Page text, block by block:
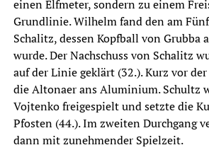
einen Elfmeter, sondern zu einem
Grundlinie. Wilhelm fand den am
Schalitz, dessen Kopfball von Grubba
wurde. Der Nachschuss von Schalitz
auf der Linie geklärt (32.). Kurz vor
die Altonaer ans Aluminium. Schultz
Vojtenko freigespielt und setzte die
Pfosten (44.).Im zweiten Durchgang
dann mit zunehmender Spielzeit.